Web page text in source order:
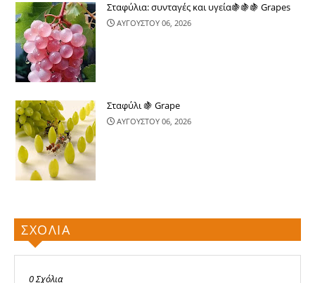
Σταφύλια: συνταγές και υγεία🍇🍇🍇 Grapes
ΑΥΓΟΥΣΤΟΥ 06, 2026
Σταφύλι 🍇 Grape
ΑΥΓΟΥΣΤΟΥ 06, 2026
ΣΧΟΛΙΑ
0 Σχόλια